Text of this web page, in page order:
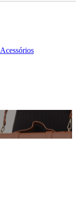
Acessórios